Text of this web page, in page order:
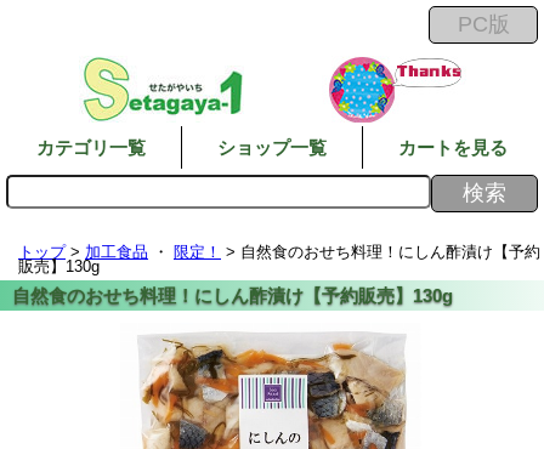
カテゴリ一覧 ショップ一覧 カートを見る
トップ> 加工食品 ・ 限定！ > 自然食のおせち料理！にしん酢漬け【予約
販売】130g